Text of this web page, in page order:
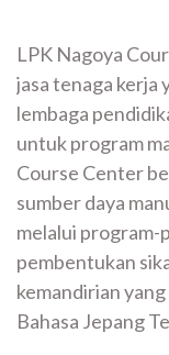
LPK Nagoya
jasa tenaga kerja
lembaga
untuk program
Course Center
sumber daya
melalui
pembentukan
kemandirian
Bahasa Jepang